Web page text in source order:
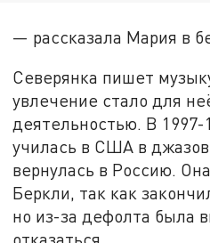
— рассказала Мария в
Северянка пишет
увлечение стало для
деятельностью. В 1997-
училась в США в
вернулась в Россию.
Беркли, так как
но из-за дефолта была